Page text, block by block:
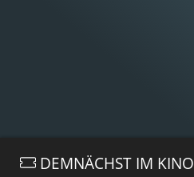
DEMNÄCHST IM KINO